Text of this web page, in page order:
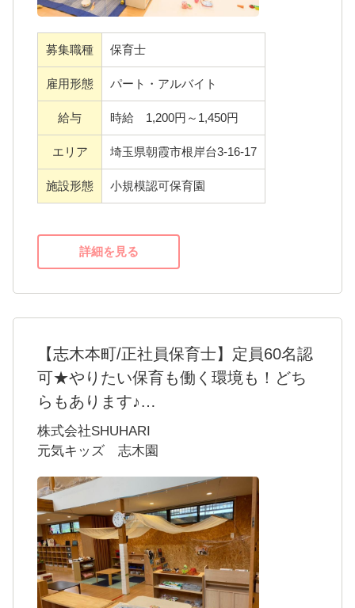
・連絡帳はICT導入済
・サービス残業・持ち帰り仕事禁止
・勤怠システム導入
・早番は時間帯による時給アップあり
・産休・育休取得100％
・副業可
・ライフスタイルに併せて異動や雇用形態の
募集職種 保育士
雇用形態 パート・アルバイト
給与 時給 1,200円～1,450円
エリア 埼玉県朝霞市根岸台3-16-17
施設形態 小規模認可保育園
詳細を見る
【志木本町/正社員保育士】定員60名認
可★やりたい保育も働く環境も！どち
らもあります♪
職員の笑顔＝子どもの笑顔。
働く環境づくりに力をいれています。
・年間休日124日
・アニバーサリー休暇
・完全週休2日制
・1時間単位で有給取得可
・残業5時間/月(2022年実績)
株式会社SHUHARI
元気キッズ 志木園